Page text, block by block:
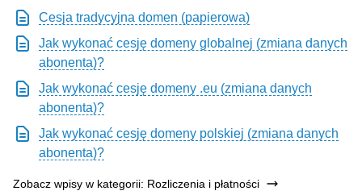
Cesja tradycyjna domen (papierowa)
Jak wykonać cesję domeny globalnej (zmiana danych
abonenta)?
Jak wykonać cesję domeny .eu (zmiana danych
abonenta)?
Jak wykonać cesję domeny polskiej (zmiana danych
abonenta)?
Zobacz wpisy w kategorii: Rozliczenia i płatności